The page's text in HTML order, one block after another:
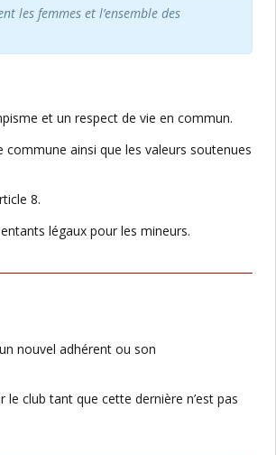
les femmes et l’ensemble des
et un respect de vie en commun.
commune ainsi que les valeurs soutenues
8.
légaux pour les mineurs.
nouvel adhérent ou son
le club tant que cette dernière n’est pas